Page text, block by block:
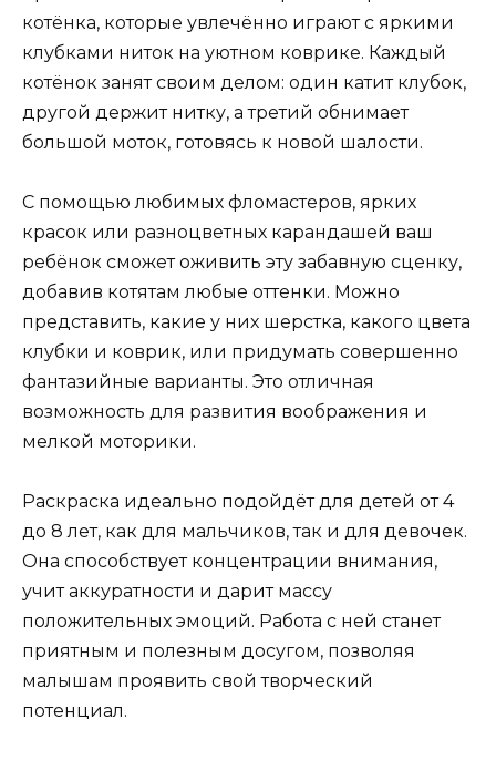
котёнка, которые увлечённо играют с яркими
клубками ниток на уютном коврике. Каждый
котёнок занят своим делом: один катит клубок,
другой держит нитку, а третий обнимает
большой моток, готовясь к новой шалости.
С помощью любимых фломастеров, ярких
красок или разноцветных карандашей ваш
ребёнок сможет оживить эту забавную сценку,
добавив котятам любые оттенки. Можно
представить, какие у них шерстка, какого цвета
клубки и коврик, или придумать совершенно
фантазийные варианты. Это отличная
возможность для развития воображения и
мелкой моторики.
Раскраска идеально подойдёт для детей от 4
до 8 лет, как для мальчиков, так и для девочек.
Она способствует концентрации внимания,
учит аккуратности и дарит массу
положительных эмоций. Работа с ней станет
приятным и полезным досугом, позволяя
малышам проявить свой творческий
потенциал.